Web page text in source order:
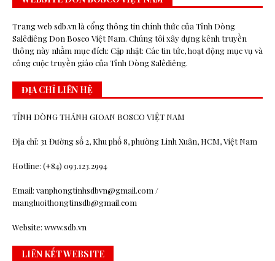
Trang web sdb.vn là cổng thông tin chính thức của Tỉnh Dòng
Salêdiêng Don Bosco Việt Nam. Chúng tôi xây dựng kênh truyền
thông này nhằm mục đích: Cập nhật: Các tin tức, hoạt động mục vụ và
công cuộc truyền giáo của Tỉnh Dòng Salêdiêng.
ĐỊA CHỈ LIÊN HỆ
TỈNH DÒNG THÁNH GIOAN BOSCO VIỆT NAM
Địa chỉ: 31 Đường số 2, Khu phố 8, phường Linh Xuân, HCM, Việt Nam
Hotline: (+84) 093.123.2994
Email: vanphongtinhsdbvn@gmail.com /
mangluoithongtinsdb@gmail.com
Website: www.sdb.vn
LIÊN KẾT WEBSITE